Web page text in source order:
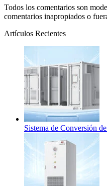
Todos los comentarios son
comentarios inapropiados o
Artículos Recientes
Sistema de Conversión